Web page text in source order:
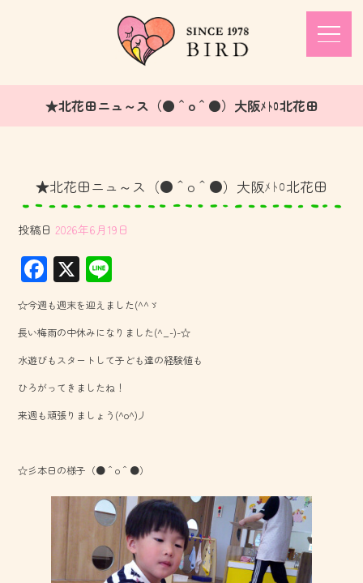
★北花田ニュ～ス（●＾o＾●）大阪ﾒﾄﾛ北花田
★北花田ニュ～ス（●＾o＾●）大阪ﾒﾄﾛ北花田
投稿日 2026年6月19日
F
ac
e
b
o
ok
X
ne
☆今週も週末を迎えました(^^ゞ
長い梅雨の中休みになりました(^_-)-☆
水遊びもスタートして子ども達の経験値も
ひろがってきましたね！
来週も頑張りましょう(^o^)丿
☆彡本日の様子（●＾o＾●）